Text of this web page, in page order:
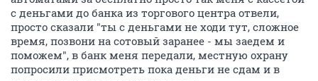
с деньгами до банка из торгового центра отвели,
просто сказали "ты с деньгами не ходи тут, сложное
время, позвони на сотовый заранее - мы заедем и
поможем", в банк меня передали, местную охрану
попросили присмотреть пока деньги не сдам и в